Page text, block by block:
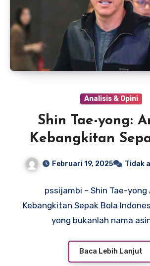
Analisis & Opini
Shin Tae-yong:
Kebangkitan
Februari 19, 2025 Tidak
pssijambi – Shin Tae-
Kebangkitan Sepak Bola
yong bukanlah nama
Baca Lebih Lanjut